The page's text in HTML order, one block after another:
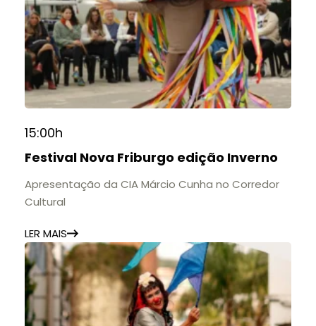
15:00h
Festival Nova Friburgo edição Inverno
Apresentação da CIA Márcio Cunha no Corredor
Cultural
LER MAIS